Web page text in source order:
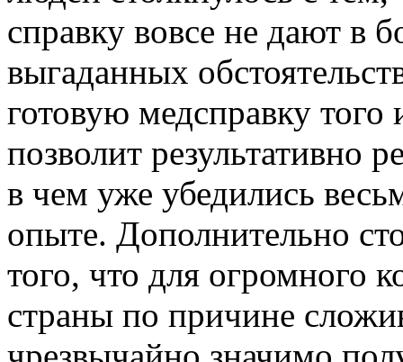
справку вовсе не дают в
выгаданных
готовую медсправку того
позволит результативно
в чем уже убедились
опыте. Дополнительно
того, что для огромного
страны по причине